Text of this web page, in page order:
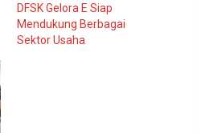
DFSK Gelora E Siap
Mendukung Berbagai
Sektor Usaha